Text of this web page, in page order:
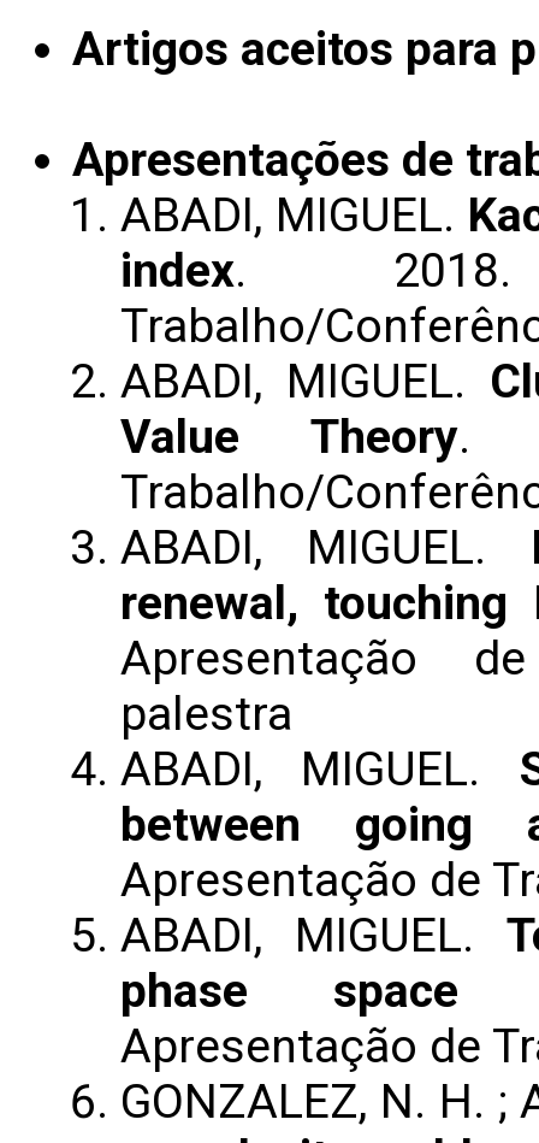
Artigos aceitos para
Apresentações de
ABADI, MIGUEL.
index. 2018.
Trabalho/
ABADI, MIGUEL.
Value Theory.
Trabalho/
ABADI, MIGUEL.
renewal, touching
Apresentação
palestra
ABADI, MIGUEL.
between going
Apresentação de
ABADI, MIGUEL.
phase space
Apresentação de
GONZALEZ, N. H. ;